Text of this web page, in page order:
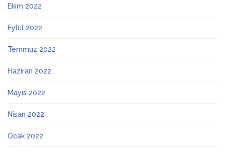
Ekim 2022
Eylül 2022
Temmuz 2022
Haziran 2022
Mayıs 2022
Nisan 2022
Ocak 2022